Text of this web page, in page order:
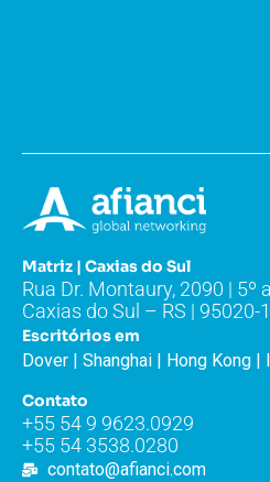
Matriz | Caxias do Sul
Rua Dr. Montaury, 2090 | 5º
Caxias do Sul – RS | 95020-
Escritórios em
Dover | Shanghai | Hong Kong |
Contato
+55 54 9 9623.0929
+55 54 3538.0280
contato@afianci.com